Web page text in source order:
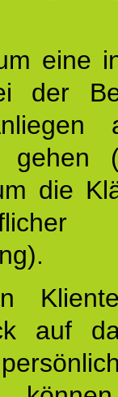
eine
der
gehen
die
auf